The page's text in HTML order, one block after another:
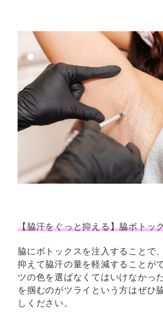
【脇汗をぐっと抑える】脇ボトッ
脇にボトックスを注入することで
抑えて脇汗の量を軽減することが
ツの色を選ばなくてはいけなかっ
を掴むのがツライという方はぜひ
しください。